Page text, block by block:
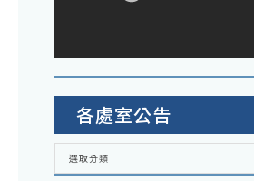
各處室公告
各
室
選取分類